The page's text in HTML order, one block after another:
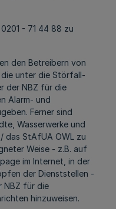
- 71 44 88 zu
den Betreibern von
unter die Störfall-
der NBZ für die
Alarm- und
Ferner sind
Wasserwerke und
das StAfUA OWL zu
Weise - z.B. auf
im Internet, in der
der Dienststellen -
NBZ für die
hinzuweisen.